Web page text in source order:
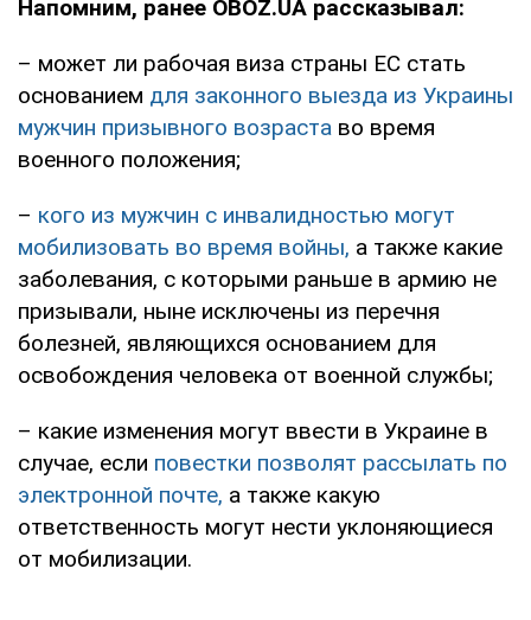
Напомним, ранее OBOZ.UA рассказывал:
– может ли рабочая виза страны ЕС стать
основанием для законного выезда из Украины
мужчин призывного возраста во время
военного положения;
– кого из мужчин с инвалидностью могут
мобилизовать во время войны, а также какие
заболевания, с которыми раньше в армию не
призывали, ныне исключены из перечня
болезней, являющихся основанием для
освобождения человека от военной службы;
– какие изменения могут ввести в Украине в
случае, если повестки позволят рассылать по
электронной почте, а также какую
ответственность могут нести уклоняющиеся
от мобилизации.